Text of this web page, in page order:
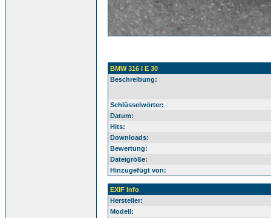
BMW 316 I E 30
Beschreibung:
Schlüsselwörter:
Datum:
Hits:
Downloads:
Bewertung:
Dateigröße:
Hinzugefügt von:
EXIF Info
Hersteller:
Modell: